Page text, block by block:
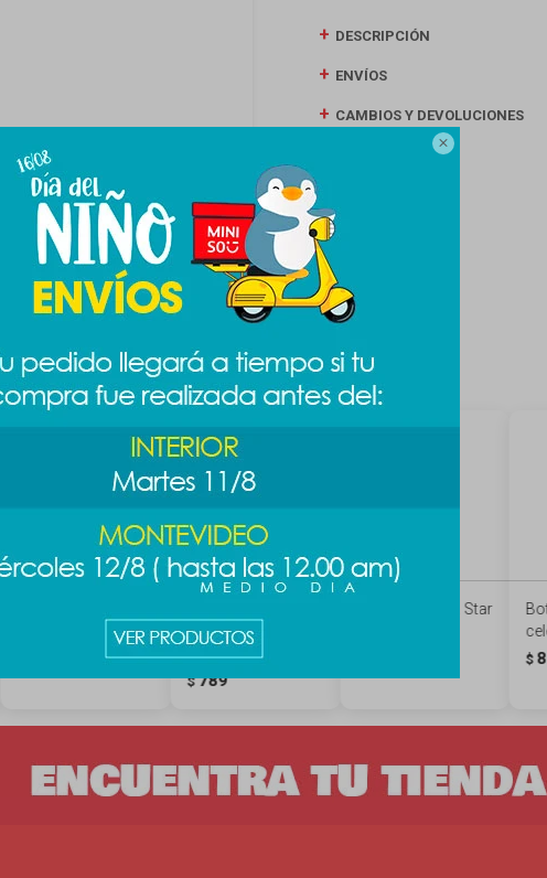

DESCRIPCIÓN
ENVÍOS
CAMBIOS Y DEVOLUCIONES
MEDIOS DE PAGO
Productos que te pueden interesar
metálico 580 ml -
blanco
$ 789
Botella térmica Star
$